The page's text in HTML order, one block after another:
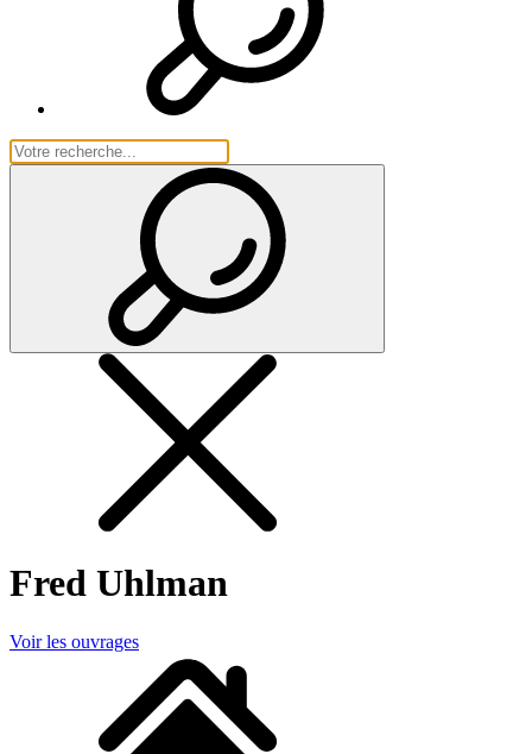
Fred Uhlman
Voir les ouvrages